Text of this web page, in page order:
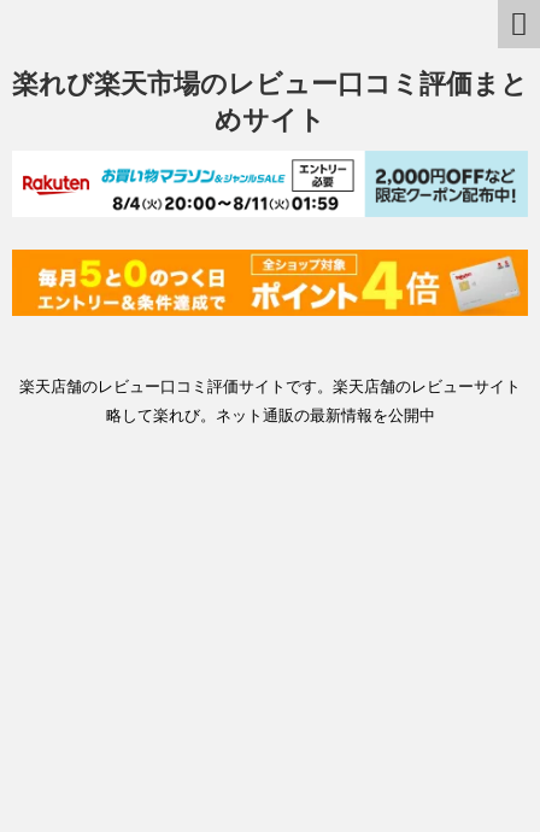
楽れび楽天市場のレビュー口コミ評価まと
めサイト
楽天店舗のレビュー口コミ評価サイトです。楽天店舗のレビューサイト
略して楽れび。ネット通販の最新情報を公開中